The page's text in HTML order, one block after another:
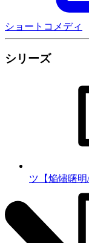
ショート コメディ
シリーズ
ツ【焔燼曙明